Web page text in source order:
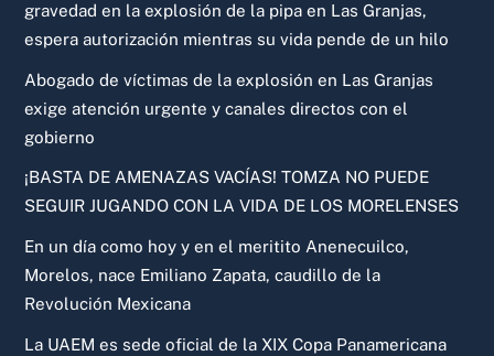
gravedad en la explosión de la pipa en Las Granjas,
espera autorización mientras su vida pende de un hilo
Abogado de víctimas de la explosión en Las Granjas
exige atención urgente y canales directos con el
gobierno
¡BASTA DE AMENAZAS VACÍAS! TOMZA NO PUEDE
SEGUIR JUGANDO CON LA VIDA DE LOS MORELENSES
En un día como hoy y en el meritito Anenecuilco,
Morelos, nace Emiliano Zapata, caudillo de la
Revolución Mexicana
La UAEM es sede oficial de la XIX Copa Panamericana